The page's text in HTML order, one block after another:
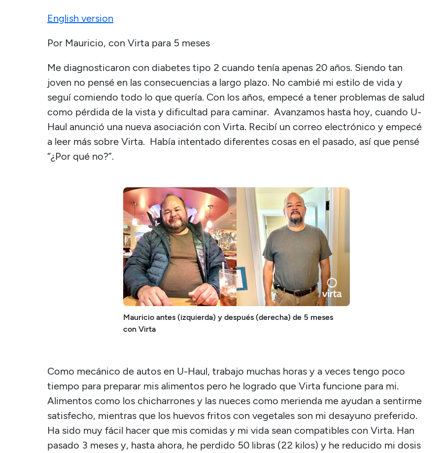
English version
Por Mauricio, con Virta para 5 meses
Me diagnosticaron con diabetes tipo 2 cuando tenía apenas 20 años. Siendo tan
joven no pensé en las consecuencias a largo plazo. No cambié mi estilo de vida y
seguí comiendo todo lo que quería. Con los años, empecé a tener problemas de salud
como pérdida de la vista y dificultad para caminar. Avanzamos hasta hoy, cuando U-
Haul anunció una nueva asociación con Virta. Recibí un correo electrónico y empecé
a leer más sobre Virta. Había intentado diferentes cosas en el pasado, así que pensé
“¿Por qué no?”.
Mauricio antes (izquierda) y después (derecha) de 5 meses
con Virta
Como mecánico de autos en U-Haul, trabajo muchas horas y a veces tengo poco
tiempo para preparar mis alimentos pero he logrado que Virta funcione para mi.
Alimentos como los chicharrones y las nueces como merienda me ayudan a sentirme
satisfecho, mientras que los huevos fritos con vegetales son mi desayuno preferido.
Ha sido muy fácil hacer que mis comidas y mi vida sean compatibles con Virta. Han
pasado 3 meses y, hasta ahora, he perdido 50 libras (22 kilos) y he reducido mi dosis